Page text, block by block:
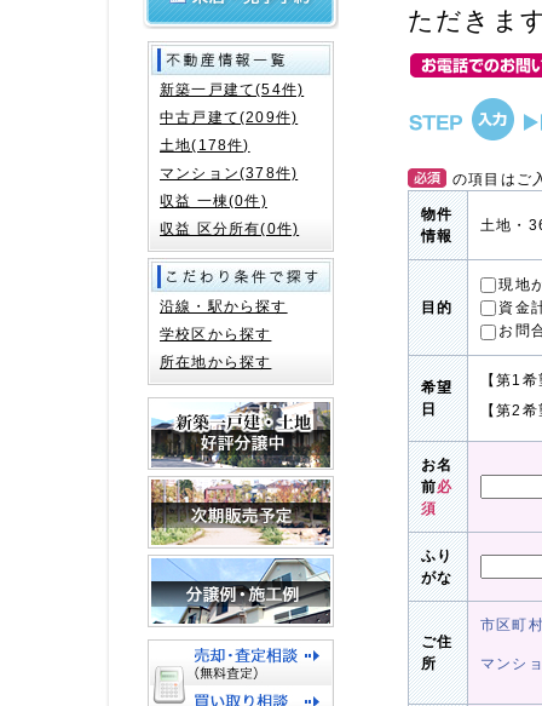
ただきま
の項目はご
物件
情報
土地・
目的
現地
資金
お問
希望
日
【第1
【第2
お名
前必
須
ふり
がな
ご住
所
市区町
マンシ
新築一戸建て(54件)
中古戸建て(209件)
土地(178件)
マンション(378件)
収益 一棟(0件)
収益 区分所有(0件)
沿線・駅から探す
学校区から探す
所在地から探す